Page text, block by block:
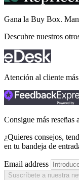
Gana la Buy Box.
Descubre nuestros
Atención al cliente
Consigue más reseñas
¿Quieres consejos,
en tu bandeja de
Email address
Suscríbete a nuestra